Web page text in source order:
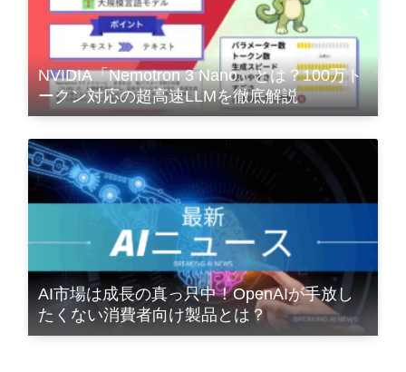
NVIDIA「Nemotron 3 Nano」とは？100万ト
ークン対応の超高速LLMを徹底解説
AI市場は成長の真っ只中！OpenAIが手放し
たくない消費者向け製品とは？